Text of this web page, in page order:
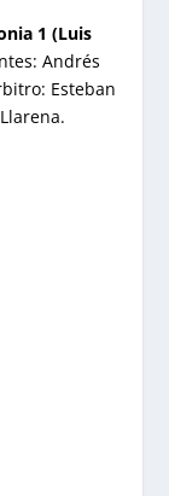
1 (Luis
Andrés
Esteban